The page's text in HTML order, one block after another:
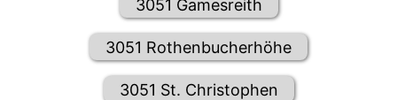
3051 Gamesreith
3051 Rothenbucherhöhe
3051 St. Christophen